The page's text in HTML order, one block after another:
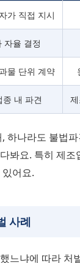
가 직접 지시
자율 결정
물 단위 계약
종 내 파견
하나라도 불법
봐요. 특히 제
어요.
사례
느냐에 따라 처